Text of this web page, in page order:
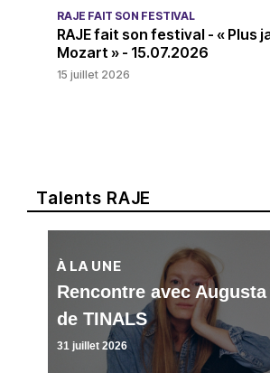
RAJE FAIT SON FESTIVAL
RAJE fait son festival - « Plus
Mozart » - 15.07.2026
15 juillet 2026
Talents RAJE
À LA UNE
Rencontre avec
de TINALS
31 juillet 2026